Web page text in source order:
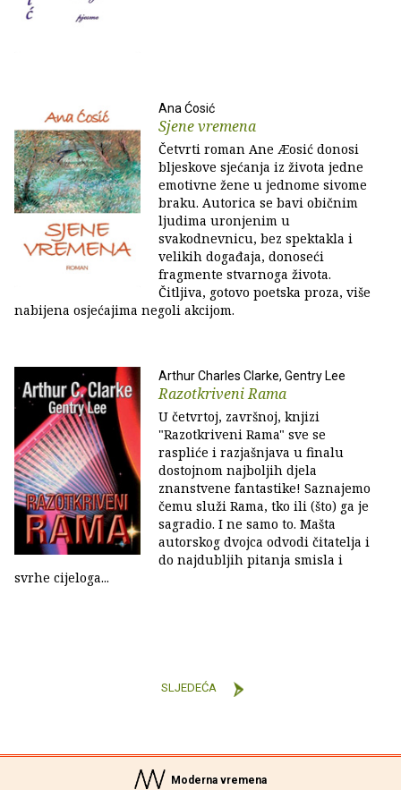
Ana Ćosić
Sjene vremena
Četvrti roman Ane Æosić donosi
bljeskove sjećanja iz života jedne
emotivne žene u jednome sivome
braku. Autorica se bavi običnim
ljudima uronjenim u
svakodnevnicu, bez spektakla i
velikih događaja, donoseći
fragmente stvarnoga života.
Čitljiva, gotovo poetska proza, više
nabijena osjećajima negoli akcijom.
Arthur Charles Clarke, Gentry Lee
Razotkriveni Rama
U četvrtoj, završnoj, knjizi
"Razotkriveni Rama" sve se
raspliće i razjašnjava u finalu
dostojnom najboljih djela
znanstvene fantastike! Saznajemo
čemu služi Rama, tko ili (što) ga je
sagradio. I ne samo to. Mašta
autorskog dvojca odvodi čitatelja i
do najdubljih pitanja smisla i
svrhe cijeloga...
SLJEDEĆA
Moderna vremena